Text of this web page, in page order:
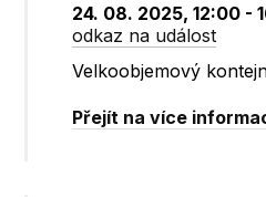
24. 08. 2025, 12:00 -
odkaz na událost
Velkoobjemový
Přejít na více